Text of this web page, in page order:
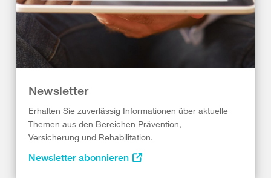
Newsletter
Erhalten Sie zuverlässig Informationen über aktuelle
Themen aus den Bereichen Prävention,
Versicherung und Rehabilitation.
Newsletter abonnieren